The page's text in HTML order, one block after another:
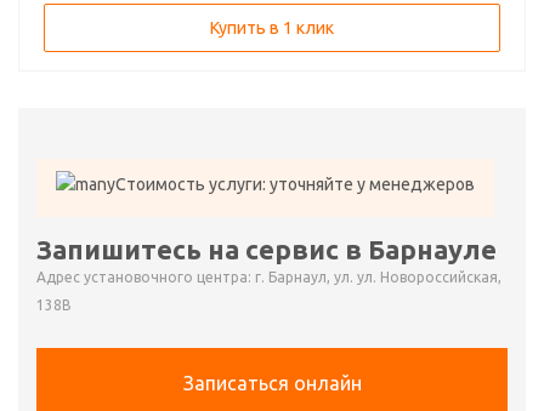
Купить в 1 клик
Стоимость услуги: уточняйте у менеджеров
Запишитесь на сервис в Барнауле
Адрес установочного центра: г. Барнаул, ул. ул. Новороссийская,
138В
Записаться онлайн